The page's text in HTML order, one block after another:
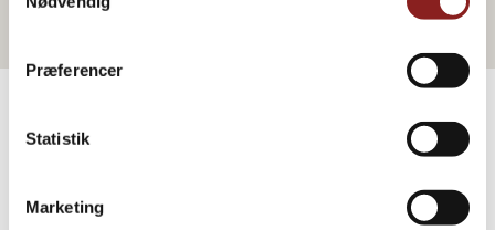
Præferencer
Statistik
MarketingWeitere Informationen